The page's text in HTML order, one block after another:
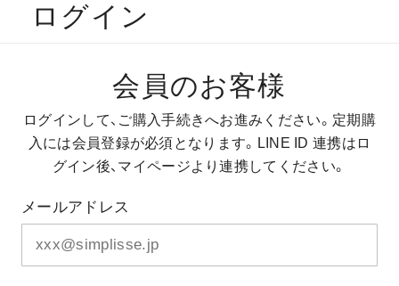
ログイン
会員のお客様
ログインして、ご購入手続きへお進みください。 定期購
入には会員登録が必須となります。 LINE ID 連携はロ
グイン後、マイページより連携してください。
メールアドレス